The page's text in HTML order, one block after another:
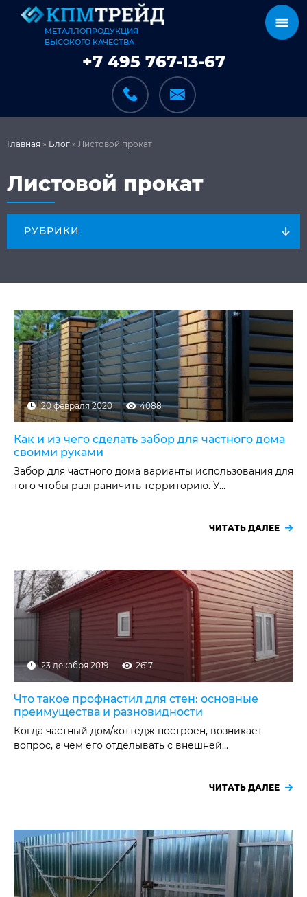
МЕТАЛЛОПРОДУКЦИЯ
ВЫСОКОГО КАЧЕСТВА
+7 495 767-13-67
КАРКАСЫ
НАШИ ОБЪЕКТЫ
ОТЗЫВЫ
О НАС
БЛОГ
КОНТАКТЫ
Главная » Блог » Листовой прокат
Листовой прокат
ВСЁ О ФУНДАМЕНТЕ
ЛИСТОВОЙ ПРОКАТ
МЕТАЛЛИЧЕСКАЯ СЕТКА
РУБРИКИ
20 февраля 2020 4088
Как и из чего сделать забор для частного дома
своими руками
Забор для частного дома варианты использования для
того чтобы разграничить территорию. У…
ЧИТАТЬ ДАЛЕЕ
23 декабря 2019 2617
Что такое профнастил для стен: основные
преимущества и разновидности
Когда частный дом/коттедж построен, возникает
вопрос, а чем его отделывать с внешней…
ЧИТАТЬ ДАЛЕЕ